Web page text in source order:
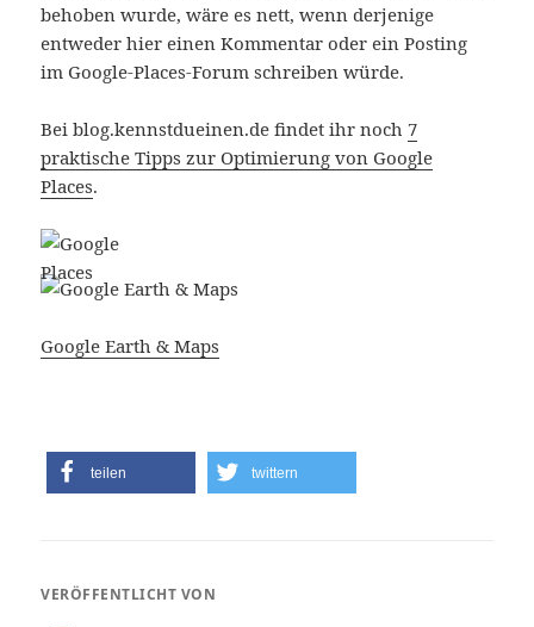
behoben wurde, wäre es nett, wenn derjenige
entweder hier einen Kommentar oder ein Posting
im Google-Places-Forum schreiben würde.
Bei blog.kennstdueinen.de findet ihr noch 7
praktische Tipps zur Optimierung von Google
Places.
Google Earth & Maps
teilen twittern
VERÖFFENTLICHT VON